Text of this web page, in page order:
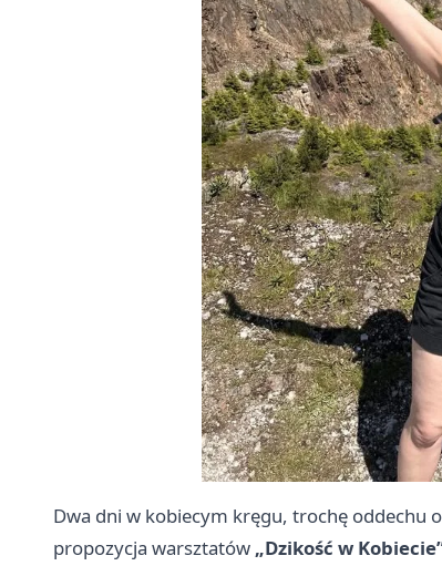
Dwa dni w kobiecym kręgu, trochę oddechu
propozycja warsztatów „Dzikość w